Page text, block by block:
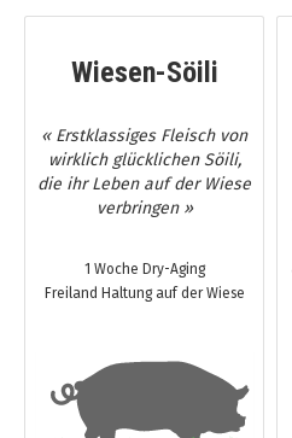
Wiesen-Söili
« Erstklassiges Fleisch von
wirklich glücklichen Söili,
die ihr Leben auf der Wiese
verbringen »
1 Woche Dry-Aging
Freiland Haltung auf der Wiese